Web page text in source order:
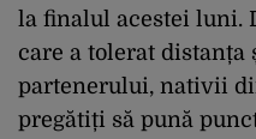
la finalul acestei luni.
care a tolerat distanța
partenerului, nativii
pregătiți să pună